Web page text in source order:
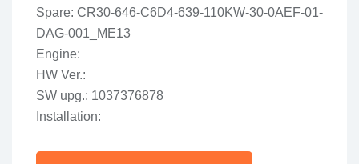
Spare: CR30-646-C6D4-639-110KW-30-0AEF-01-
DAG-001_ME13
Engine:
HW Ver.:
SW upg.: 1037376878
Installation: